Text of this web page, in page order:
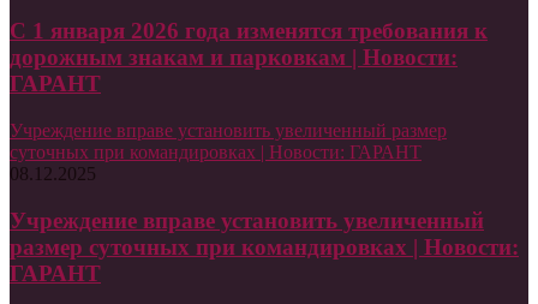
С 1 января 2026 года изменятся требования к
дорожным знакам и парковкам | Новости:
ГАРАНТ
Учреждение вправе установить увеличенный размер
суточных при командировках | Новости: ГАРАНТ
08.12.2025
Учреждение вправе установить увеличенный
размер суточных при командировках | Новости:
ГАРАНТ